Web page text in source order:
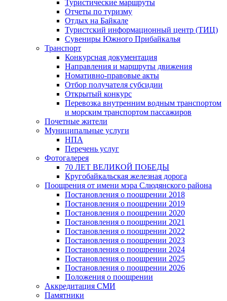
Туристические маршруты
Отчеты по туризму
Отдых на Байкале
Туристский информационный центр (ТИЦ)
Сувениры Южного Прибайкалья
Транспорт
Конкурсная документация
Направления и маршруты движения
Номативно-правовые акты
Отбор получателя субсидии
Открытый конкурс
Перевозка внутренним водным транспортом
и морским транспортом пассажиров
Почетные жители
Муниципальные услуги
НПА
Перечень услуг
Фотогалерея
70 ЛЕТ ВЕЛИКОЙ ПОБЕДЫ
Кругобайкальская железная дорога
Поощрения от имени мэра Слюдянского района
Постановления о поощрении 2018
Постановления о поощрении 2019
Постановления о поощрении 2020
Постановления о поощрении 2021
Постановления о поощрении 2022
Постановления о поощрении 2023
Постановления о поощрении 2024
Постановления о поощрении 2025
Постановления о поощрении 2026
Положения о поощрении
Аккредитация СМИ
Памятники